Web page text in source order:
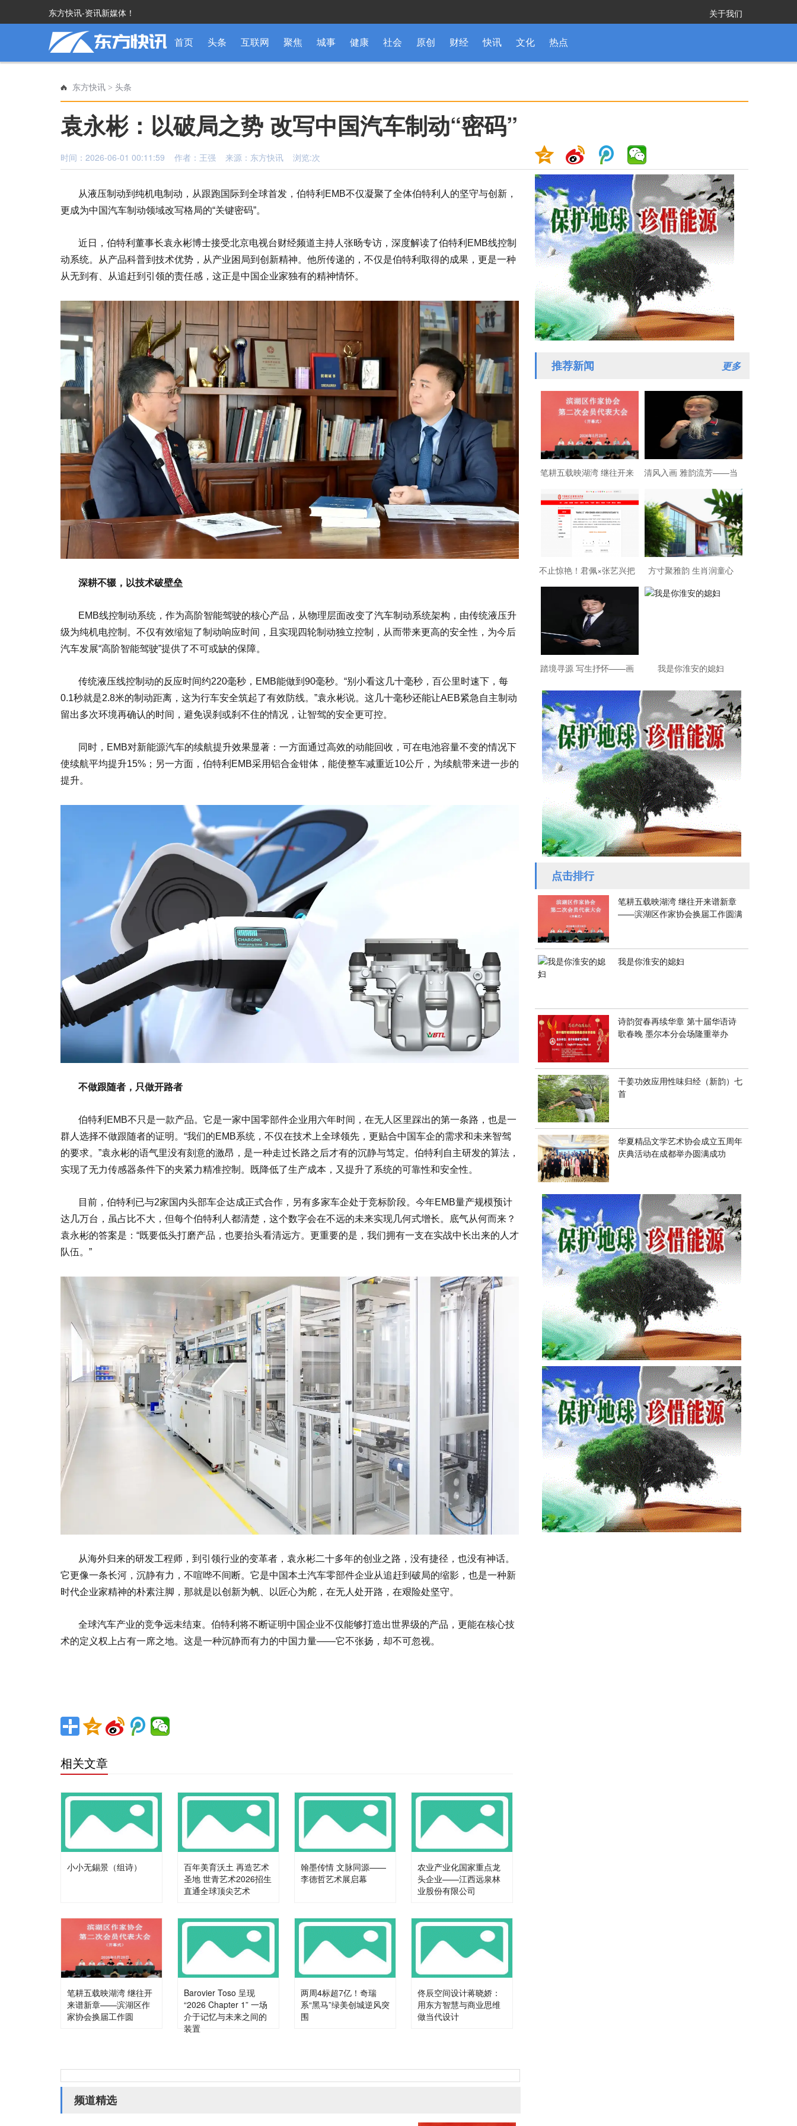
东方快讯-资讯新媒体！ 关于我们
首页 头条 互联网 聚焦 城事 健康 社会 原创 财经 快讯 文化 热点
东方快讯 > 头条
袁永彬：以破局之势 改写中国汽车制动“密码”
时间：2026-06-01 00:11:59 作者：王强 来源：东方快讯 浏览:次
从液压制动到纯机电制动，从跟跑国际到全球首发，伯特利EMB不仅凝聚了全体伯特利人的坚守与创新，
更成为中国汽车制动领域改写格局的“关键密码”。
近日，伯特利董事长袁永彬博士接受北京电视台财经频道主持人张旸专访，深度解读了伯特利EMB线控制
动系统。从产品科普到技术优势，从产业困局到创新精神。他所传递的，不仅是伯特利取得的成果，更是一种
从无到有、从追赶到引领的责任感，这正是中国企业家独有的精神情怀。
深耕不辍，以技术破壁垒
EMB线控制动系统，作为高阶智能驾驶的核心产品，从物理层面改变了汽车制动系统架构，由传统液压升
级为纯机电控制。不仅有效缩短了制动响应时间，且实现四轮制动独立控制，从而带来更高的安全性，为今后
汽车发展“高阶智能驾驶”提供了不可或缺的保障。
传统液压线控制动的反应时间约220毫秒，EMB能做到90毫秒。“别小看这几十毫秒，百公里时速下，每
0.1秒就是2.8米的制动距离，这为行车安全筑起了有效防线。”袁永彬说。这几十毫秒还能让AEB紧急自主制动
留出多次环境再确认的时间，避免误刹或刹不住的情况，让智驾的安全更可控。
同时，EMB对新能源汽车的续航提升效果显著：一方面通过高效的动能回收，可在电池容量不变的情况下
使续航平均提升15%；另一方面，伯特利EMB采用铝合金钳体，能使整车减重近10公斤，为续航带来进一步的
提升。
不做跟随者，只做开路者
伯特利EMB不只是一款产品。它是一家中国零部件企业用六年时间，在无人区里踩出的第一条路，也是一
群人选择不做跟随者的证明。“我们的EMB系统，不仅在技术上全球领先，更贴合中国车企的需求和未来智驾
的要求。”袁永彬的语气里没有刻意的激昂，是一种走过长路之后才有的沉静与笃定。伯特利自主研发的算法，
实现了无力传感器条件下的夹紧力精准控制。既降低了生产成本，又提升了系统的可靠性和安全性。
目前，伯特利已与2家国内头部车企达成正式合作，另有多家车企处于竞标阶段。今年EMB量产规模预计
达几万台，虽占比不大，但每个伯特利人都清楚，这个数字会在不远的未来实现几何式增长。底气从何而来？
袁永彬的答案是：“既要低头打磨产品，也要抬头看清远方。更重要的是，我们拥有一支在实战中长出来的人才
队伍。”
从海外归来的研发工程师，到引领行业的变革者，袁永彬二十多年的创业之路，没有捷径，也没有神话。
它更像一条长河，沉静有力，不喧哗不间断。它是中国本土汽车零部件企业从追赶到破局的缩影，也是一种新
时代企业家精神的朴素注脚，那就是以创新为帆、以匠心为舵，在无人处开路，在艰险处坚守。
全球汽车产业的竞争远未结束。伯特利将不断证明中国企业不仅能够打造出世界级的产品，更能在核心技
术的定义权上占有一席之地。这是一种沉静而有力的中国力量——它不张扬，却不可忽视。
相关文章
小小无錫景（组诗）
百年美育沃土 再造艺术
圣地 世青艺术2026招生
直通全球顶尖艺术
翰墨传情 文脉同源——
李德哲艺术展启幕
农业产业化国家重点龙
头企业——江西远泉林
业股份有限公司
笔耕五载映湖湾 继往开
来谱新章——滨湖区作
家协会换届工作圆
Barovier Toso 呈现
“2026 Chapter 1” 一场
介于记忆与未来之间的
装置
两周4标超7亿！奇瑞
系“黑马”绿美创城逆风突
围
佟辰空间设计蒋晓娇：
用东方智慧与商业思维
做当代设计
频道精选
推荐新闻 更多
笔耕五载映湖湾 继往开来
谱新章——滨湖区作家协
会换届工作圆
清风入画 雅韵流芳——当
代画家金晓海作品鉴赏
不止惊艳！君佩×张艺兴把
中国匠心带上戛纳红毯
方寸聚雅韵 生肖润童心
踏境寻源 写生抒怀——画
家许世虎写生作品欣赏
我是你淮安的媳妇
点击排行
笔耕五载映湖湾 继往开来谱新章
——滨湖区作家协会换届工作圆满
我是你淮安的媳妇
诗韵贺春再续华章 第十届华语诗
歌春晚 墨尔本分会场隆重举办
干姜功效应用性味归经（新韵）七
首
华夏精品文学艺术协会成立五周年
庆典活动在成都举办圆满成功